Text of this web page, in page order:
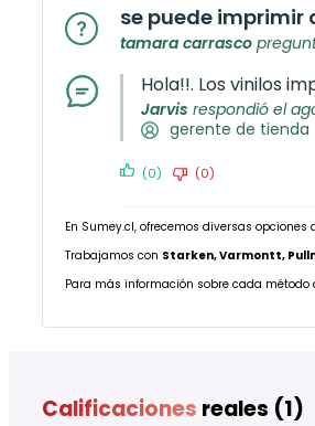
se puede
tamara carrasco
Hola!!. Los vinilos
Jarvis respondió el
gerente de tienda
(0) (0)
En Sumey.cl, ofrecemos diversas
Trabajamos con Starken, Varmontt,
Para más información sobre cada método
Calificaciones reales (1)